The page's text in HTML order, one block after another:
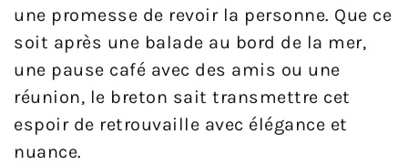
une promesse de revoir la personne. Que ce
soit après une balade au bord de la mer,
une pause café avec des amis ou une
réunion, le breton sait transmettre cet
espoir de retrouvaille avec élégance et
nuance.